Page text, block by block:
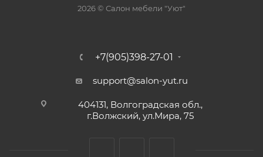
2026 © Салон мебели "Уют"
+7(905)398-27-01
support@salon-yut.ru
404131, Волгоградская обл.,
г.Волжский, ул.Мира, 75